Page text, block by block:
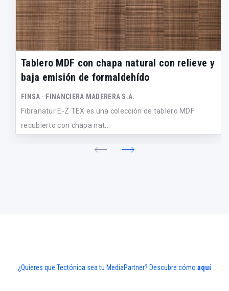
Tablero MDF con chapa natural con relieve y
baja emisión de formaldehído
FINSA · FINANCIERA MADERERA S.A.
Fibranatur E-Z TEX es una colección de tablero MDF
recubierto con chapa nat...
¿Quieres que Tectónica sea tu MediaPartner? Descubre cómo aquí